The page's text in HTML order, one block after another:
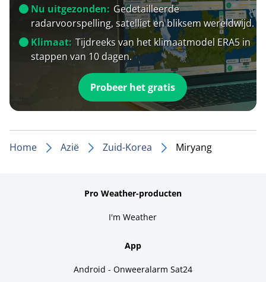
Nu uitgezonden: Gedetailleerde
radarvoorspelling, satelliet en bliksem wereldwijd.
Klimaat: Tijdreeks van het klimaatmodel ERA5 in
stappen van 10 dagen.
Probeer het gratis
Home Azië Zuid-Korea Miryang
Pro Weather-producten
I'm Weather
App
Android - Onweeralarm Sat24